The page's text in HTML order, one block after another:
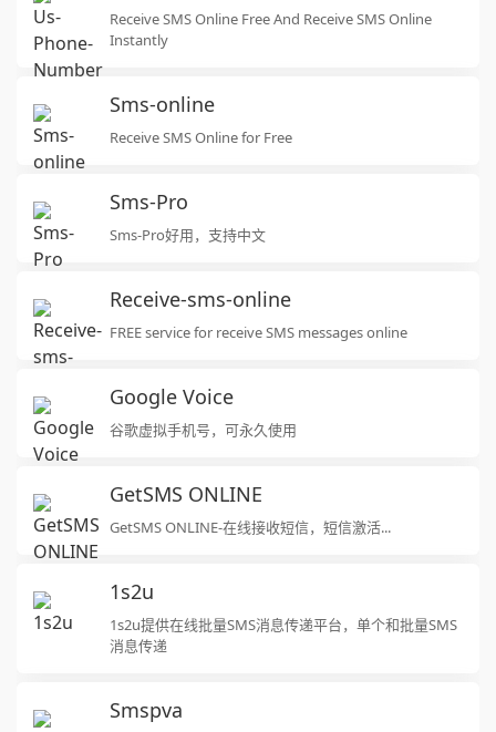
Receive SMS Online Free And Receive SMS Online
Instantly
Sms-online
Receive SMS Online for Free
Sms-Pro
Sms-Pro好用，支持中文
Receive-sms-online
FREE service for receive SMS messages online
Google Voice
谷歌虚拟手机号，可永久使用
GetSMS ONLINE
GetSMS ONLINE-在线接收短信，短信激活...
1s2u
1s2u提供在线批量SMS消息传递平台，单个和批量SMS
消息传递
Smspva